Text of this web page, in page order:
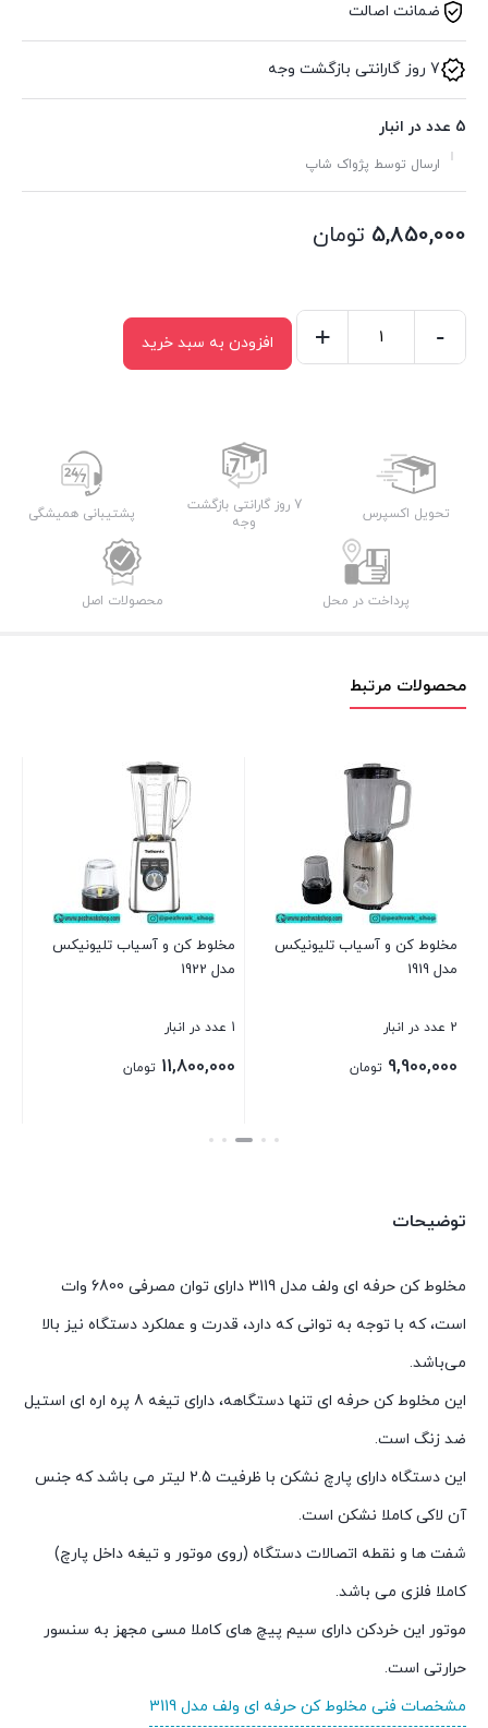
ضمانت اصالت
7 روز گارانتی بازگشت وجه
5 عدد در انبار
ارسال توسط پژواک شاپ
5,850,000 تومان
-
+ افزودن به سبد خرید
تحویل اکسپرس
7 روز گارانتی بازگشت
وجه
پشتیبانی همیشگی
پرداخت در محل محصولات اصل
محصولات مرتبط
مخلوط کن و آسیاب تلیونیکس
مدل 1919
2 عدد در انبار
9,900,000 تومان
مخلوط کن و آسیاب تلیونیکس
مدل 1922
1 عدد در انبار
11,800,000 تومان
بستن
توضیحات
مخلوط کن حرفه ای ولف مدل 3119 دارای توان مصرفی 6800 وات
است، که با توجه به توانی که دارد، قدرت و عملکرد دستگاه نیز بالا
می‌باشد.
این مخلوط کن حرفه ای تنها دستگاهه، دارای تیغه 8 پره اره ای استیل
ضد زنگ است.
این دستگاه دارای پارچ نشکن با ظرفیت 2.5 لیتر می باشد که جنس
آن لاکی کاملا نشکن است.
شفت ها و نقطه اتصالات دستگاه (روی موتور و تیغه داخل پارچ)
کاملا فلزی می باشد.
موتور این خردکن دارای سیم پیچ های کاملا مسی مجهز به سنسور
حرارتی است.
مشخصات فنی مخلوط کن حرفه ای ولف مدل 3119